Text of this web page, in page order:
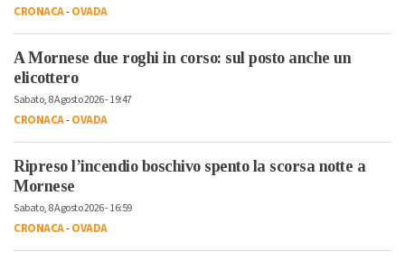
CRONACA-OVADA
A Mornese due roghi in corso: sul posto anche un
elicottero
Sabato, 8 Agosto 2026 - 19:47
CRONACA-OVADA
Ripreso l’incendio boschivo spento la scorsa notte a
Mornese
Sabato, 8 Agosto 2026 - 16:59
CRONACA-OVADA